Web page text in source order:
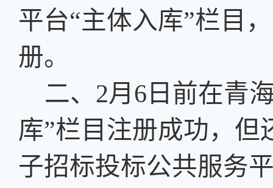
平台“主体入库”栏目
册。
二、 2月6日前在青
库”栏目注册成功，
子招标投标公共服务